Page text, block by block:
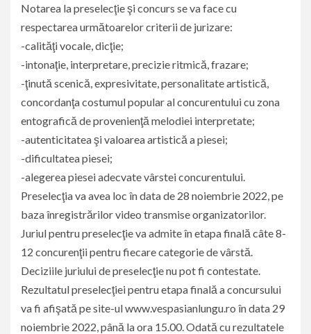
Notarea la preselecţie şi concurs se va face cu
respectarea următoarelor criterii de jurizare:
-calităţi vocale, dicţie;
-intonaţie, interpretare, precizie ritmică, frazare;
-ţinută scenică, expresivitate, personalitate artistică,
concordanţa costumul popular al concurentului cu zona
entografică de provenienţă melodiei interpretate;
-autenticitatea şi valoarea artistică a piesei;
-dificultatea piesei;
-alegerea piesei adecvate vârstei concurentului.
Preselecţia va avea loc în data de 28 noiembrie 2022, pe
baza înregistrărilor video transmise organizatorilor.
Juriul pentru preselecţie va admite în etapa finală câte 8-
12 concurenţii pentru fiecare categorie de vârstă.
Deciziile juriului de preselecţie nu pot fi contestate.
Rezultatul preselecţiei pentru etapa finală a concursului
va fi afişată pe site-ul www.vespasianlungu.ro în data 29
noiembrie 2022, până la ora 15.00. Odată cu rezultatele